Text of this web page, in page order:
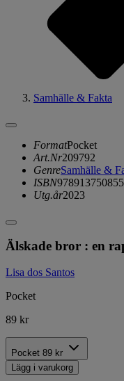
Samhälle & Fakta
FormatPocket
Art.Nr209792
GenreSamhälle &
ISBN
Utg.år2023
Älskade bror : en
Lisa dos Santos
Pocket
89 kr
Pocket 89 kr
Lägg i varukorg